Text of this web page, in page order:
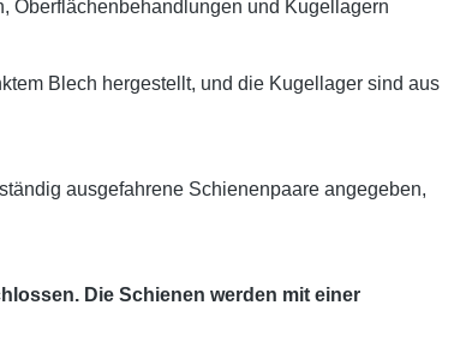
Oberflächenbehandlungen und Kugellagern
Blech hergestellt, und die Kugellager sind aus
ausgefahrene Schienenpaare angegeben,
Die Schienen werden mit einer